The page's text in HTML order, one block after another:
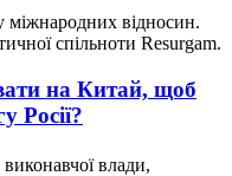
міжнародних відносин.
спільноти Resurgam.
на Китай, щоб
Росії?
влади,